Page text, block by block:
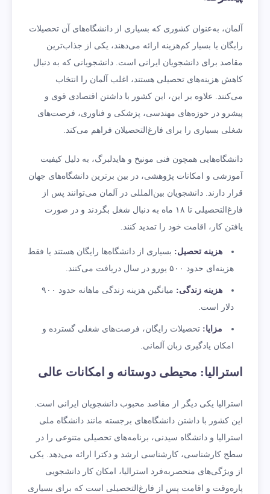
آلمان، به‌عنوان کشوری که بسیاری از دانشگاه‌های آن تحصیلات
رایگان یا بسیار کم‌هزینه ارائه می‌دهند، یکی از جذاب‌ترین
مقاصد برای دانشجویان ایرانی است. دانشجویانی که به دنبال
کاهش هزینه‌های تحصیلی هستند، اغلب آلمان را انتخاب
می‌کنند. علاوه بر این، این کشور با داشتن اقتصادی قوی و
پیشرو در حوزه‌های مهندسی، پزشکی و فناوری، فرصت‌های
شغلی بسیاری را برای فارغ‌التحصیلان فراهم می‌کند.
دانشگاه‌هایی همچون فنی مونیخ و هایدلبرگ، به دلیل کیفیت
آموزشی و امکانات پژوهشی، در بین برترین دانشگاه‌های جهان
قرار دارند. دانشجویان بین‌المللی در آلمان می‌توانند پس از
فارغ‌التحصیلی تا ۱۸ ماه به دنبال شغل بگردند و در صورت
یافتن کار، اقامت خود را تمدید کنند.
هزینه تحصیل: بسیاری از دانشگاه‌ها رایگان هستند یا فقط
هزینه‌ای حدود ۵۰۰ یورو در سال دریافت می‌کنند.
هزینه زندگی:
میانگین هزینه زندگی ماهانه حدود ۹۰۰
دلار است.
مزایا: تحصیلات رایگان، فرصت‌های شغلی گسترده و
امکان یادگیری زبان آلمانی.
استرالیا: محیطی دوستانه و امکانات عالی
استرالیا یکی دیگر از مقاصد محبوب دانشجویان ایرانی است.
این کشور با داشتن دانشگاه‌های برجسته مانند دانشگاه ملی
استرالیا و دانشگاه سیدنی، برنامه‌های تحصیلی متنوعی را در
سطح کارشناسی، کارشناسی ارشد و دکترا ارائه می‌دهد. یکی
از ویژگی‌های منحصربه‌فرد استرالیا، امکان کار دانشجویی
پاره‌وقت و اقامت پس از فارغ‌التحصیلی است که برای بسیاری